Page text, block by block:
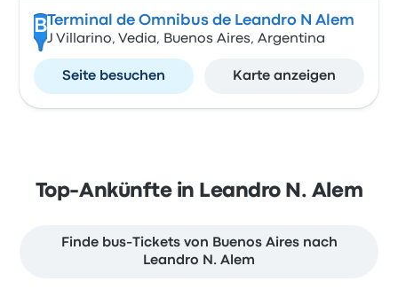
B Terminal de Omnibus de Leandro N Alem
J Villarino, Vedia, Buenos Aires, Argentina
Seite besuchen Karte anzeigen
Top-Ankünfte in Leandro N. Alem
Finde bus-Tickets von Buenos Aires nach
Leandro N. Alem